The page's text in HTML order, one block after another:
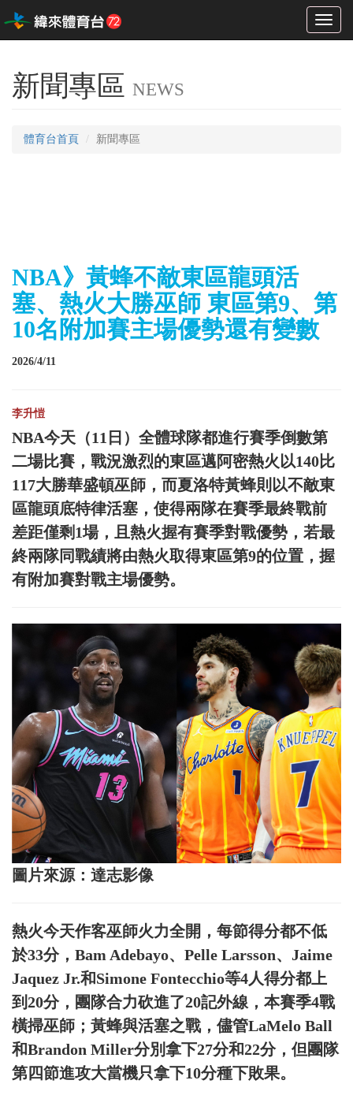
Toggle
新聞專區 NEWS
體育台首頁 新聞專區
NBA》黃蜂不敵東區龍頭活
塞、熱火大勝巫師 東區第9、第
10名附加賽主場優勢還有變數
2026/4/11
李升愷
NBA今天（11日）全體球隊都進行賽季倒數第
二場比賽，戰況激烈的東區邁阿密熱火以140比
117大勝華盛頓巫師，而夏洛特黃蜂則以不敵東
區龍頭底特律活塞，使得兩隊在賽季最終戰前
差距僅剩1場，且熱火握有賽季對戰優勢，若最
終兩隊同戰績將由熱火取得東區第9的位置，握
有附加賽對戰主場優勢。
圖片來源：達志影像
熱火今天作客巫師火力全開，每節得分都不低
於33分，Bam Adebayo、Pelle Larsson、Jaime
Jaquez Jr.和Simone Fontecchio等4人得分都上
到20分，團隊合力砍進了20記外線，本賽季4戰
橫掃巫師；黃蜂與活塞之戰，儘管LaMelo Ball
和Brandon Miller分別拿下27分和22分，但團隊
第四節進攻大當機只拿下10分種下敗果。